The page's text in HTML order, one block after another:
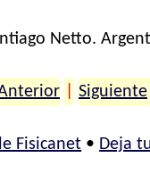
Netto.
Siguiente
Fisicanet • Deja